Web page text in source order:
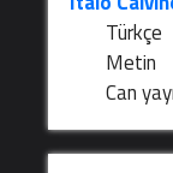
Türkçe
Metin
Can